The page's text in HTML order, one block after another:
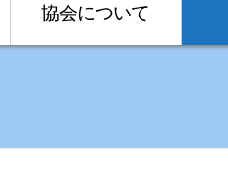
協会について